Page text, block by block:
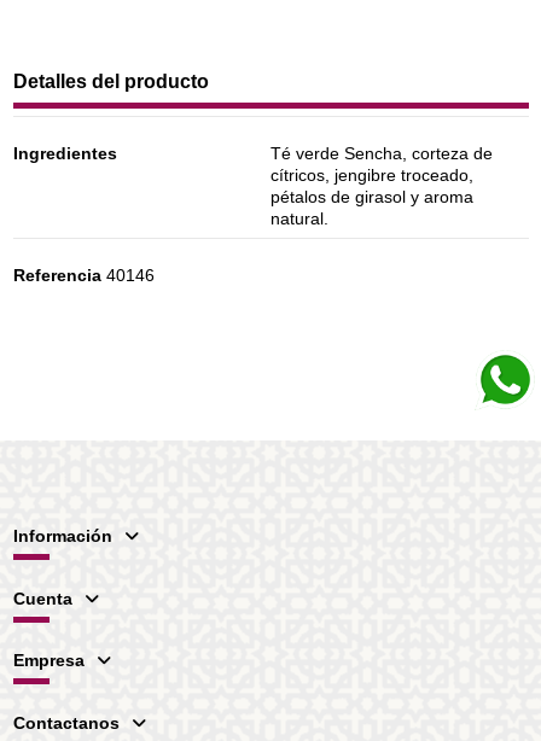
Detalles del producto
Ingredientes
Té verde Sencha, corteza de
cítricos, jengibre troceado,
pétalos de girasol y aroma
natural.
Referencia 40146
Información
Cuenta
Empresa
Contactanos